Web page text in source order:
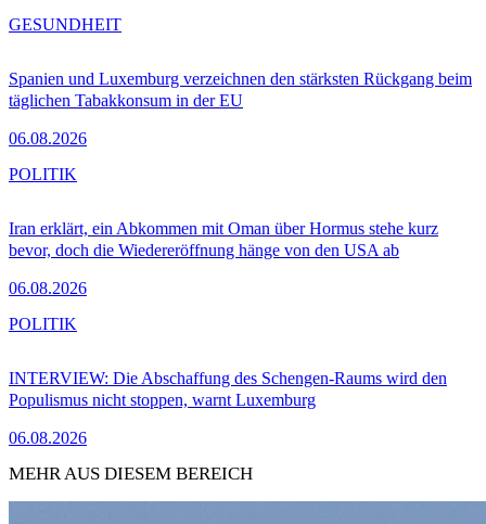
Spanien und Luxemburg verzeichnen den stärksten Rückgang beim
täglichen Tabakkonsum in der EU
06.08.2026
GESUNDHEIT
Iran erklärt, ein Abkommen mit Oman über Hormus stehe kurz
bevor, doch die Wiedereröffnung hänge von den USA ab
06.08.2026
POLITIK
INTERVIEW: Die Abschaffung des Schengen-Raums wird den
Populismus nicht stoppen, warnt Luxemburg
06.08.2026
POLITIK
MEHR AUS DIESEM BEREICH